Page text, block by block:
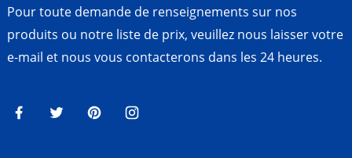
Pour toute demande de renseignements sur nos
produits ou notre liste de prix, veuillez nous laisser votre
e-mail et nous vous contacterons dans les 24 heures.